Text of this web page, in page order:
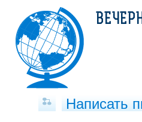
Написать